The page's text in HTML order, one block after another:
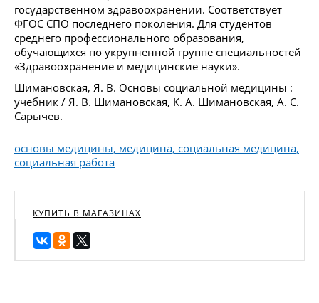
государственном здравоохранении. Соответствует
ФГОС СПО последнего поколения. Для студентов
среднего профессионального образования,
обучающихся по укрупненной группе специальностей
«Здравоохранение и медицинские науки».
Шимановская, Я. В. Основы социальной медицины :
учебник / Я. В. Шимановская, К. А. Шимановская, А. С.
Сарычев.
основы медицины, медицина, социальная медицина,
социальная работа
КУПИТЬ В МАГАЗИНАХ